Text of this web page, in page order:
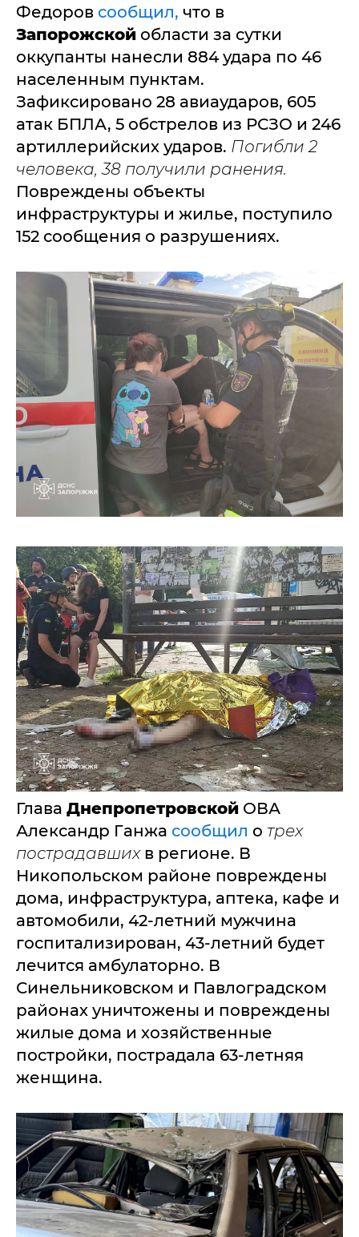
Федоров сообщил, что в
Запорожской области за сутки
оккупанты нанесли 884 удара по 46
населенным пунктам.
Зафиксировано 28 авиаударов, 605
атак БПЛА, 5 обстрелов из РСЗО и 246
артиллерийских ударов. Погибли 2
человека, 38 получили ранения.
Повреждены объекты
инфраструктуры и жилье, поступило
152 сообщения о разрушениях.
Глава Днепропетровской ОВА
Александр Ганжа сообщил о трех
пострадавших в регионе. В
Никопольском районе повреждены
дома, инфраструктура, аптека, кафе и
автомобили, 42-летний мужчина
госпитализирован, 43-летний будет
лечится амбулаторно. В
Синельниковском и Павлоградском
районах уничтожены и повреждены
жилые дома и хозяйственные
постройки, пострадала 63-летняя
женщина.